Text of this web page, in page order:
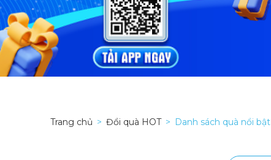
Trang chủ Đổi quà HOT Danh sách quà nổi bật